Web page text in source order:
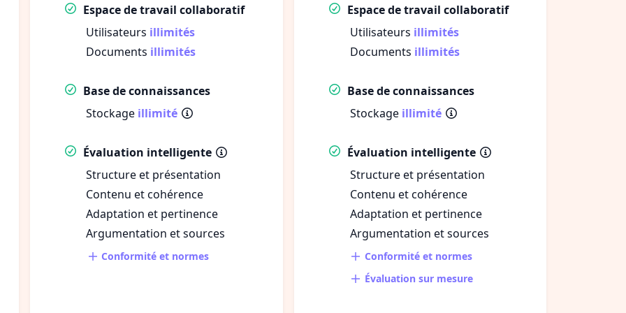
Espace de travail collaboratif
Utilisateurs illimités
Documents illimités
Base de connaissances
Stockage illimité
Évaluation intelligente
Structure et présentation
Contenu et cohérence
Adaptation et pertinence
Argumentation et sources
Conformité et normes
Espace de travail collaboratif
Utilisateurs illimités
Documents illimités
Base de connaissances
Stockage illimité
Évaluation intelligente
Structure et présentation
Contenu et cohérence
Adaptation et pertinence
Argumentation et sources
Conformité et normes
Évaluation sur mesure